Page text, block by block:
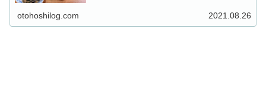
otohoshilog.com 2021.08.26